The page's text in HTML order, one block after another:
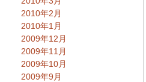
2010年2月
2010年1月
2009年12月
2009年11月
2009年10月
2009年9月